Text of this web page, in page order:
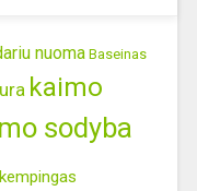
nuoma Baseinas
kaimo
sodyba
kempingas